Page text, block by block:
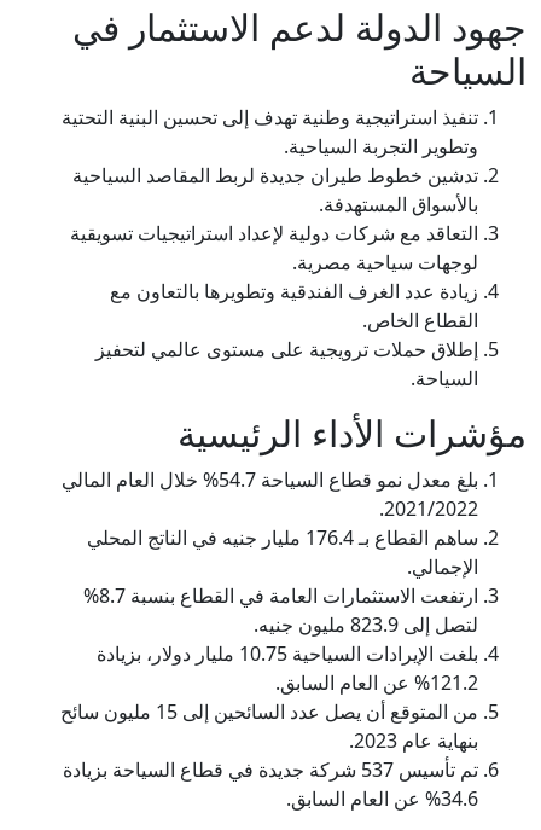
جهود الدولة لدعم الاستثمار في
السياحة
تنفيذ استراتيجية وطنية تهدف إلى تحسين البنية التحتية
وتطوير التجربة السياحية.
تدشين خطوط طيران جديدة لربط المقاصد السياحية
بالأسواق المستهدفة.
التعاقد مع شركات دولية لإعداد استراتيجيات تسويقية
لوجهات سياحية مصرية.
زيادة عدد الغرف الفندقية وتطويرها بالتعاون مع
القطاع الخاص.
إطلاق حملات ترويجية على مستوى عالمي لتحفيز
السياحة.
مؤشرات الأداء الرئيسية
بلغ معدل نمو قطاع السياحة 54.7% خلال العام المالي
2021/2022.
ساهم القطاع بـ 176.4 مليار جنيه في الناتج المحلي
الإجمالي.
ارتفعت الاستثمارات العامة في القطاع بنسبة 8.7%
لتصل إلى 823.9 مليون جنيه.
بلغت الإيرادات السياحية 10.75 مليار دولار، بزيادة
121.2% عن العام السابق.
من المتوقع أن يصل عدد السائحين إلى 15 مليون سائح
بنهاية عام 2023.
تم تأسيس 537 شركة جديدة في قطاع السياحة بزيادة
34.6% عن العام السابق.